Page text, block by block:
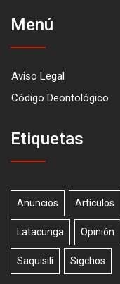
Menú
Aviso Legal
Código Deontológico
Etiquetas
Anuncios Artículos
Latacunga Opinión
Saquisilí Sigchos